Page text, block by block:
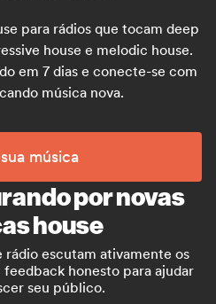
para rádios que tocam deep
house e melodic house.
em 7 dias e conecte-se com
música nova.
música
por novas
house
rádio escutam ativamente os
honesto para ajudar
seu público.